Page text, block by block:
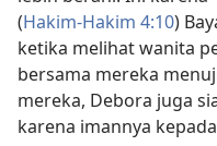
(Hakim-Hakim 4:10)
ketika melihat wanita
bersama mereka
mereka, Debora juga
karena imannya